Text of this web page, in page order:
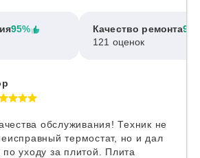
95%
Качество ремонта
121 оценок
обслуживания! Техник не
термостат, но и дал
уходу за плитой. Плита